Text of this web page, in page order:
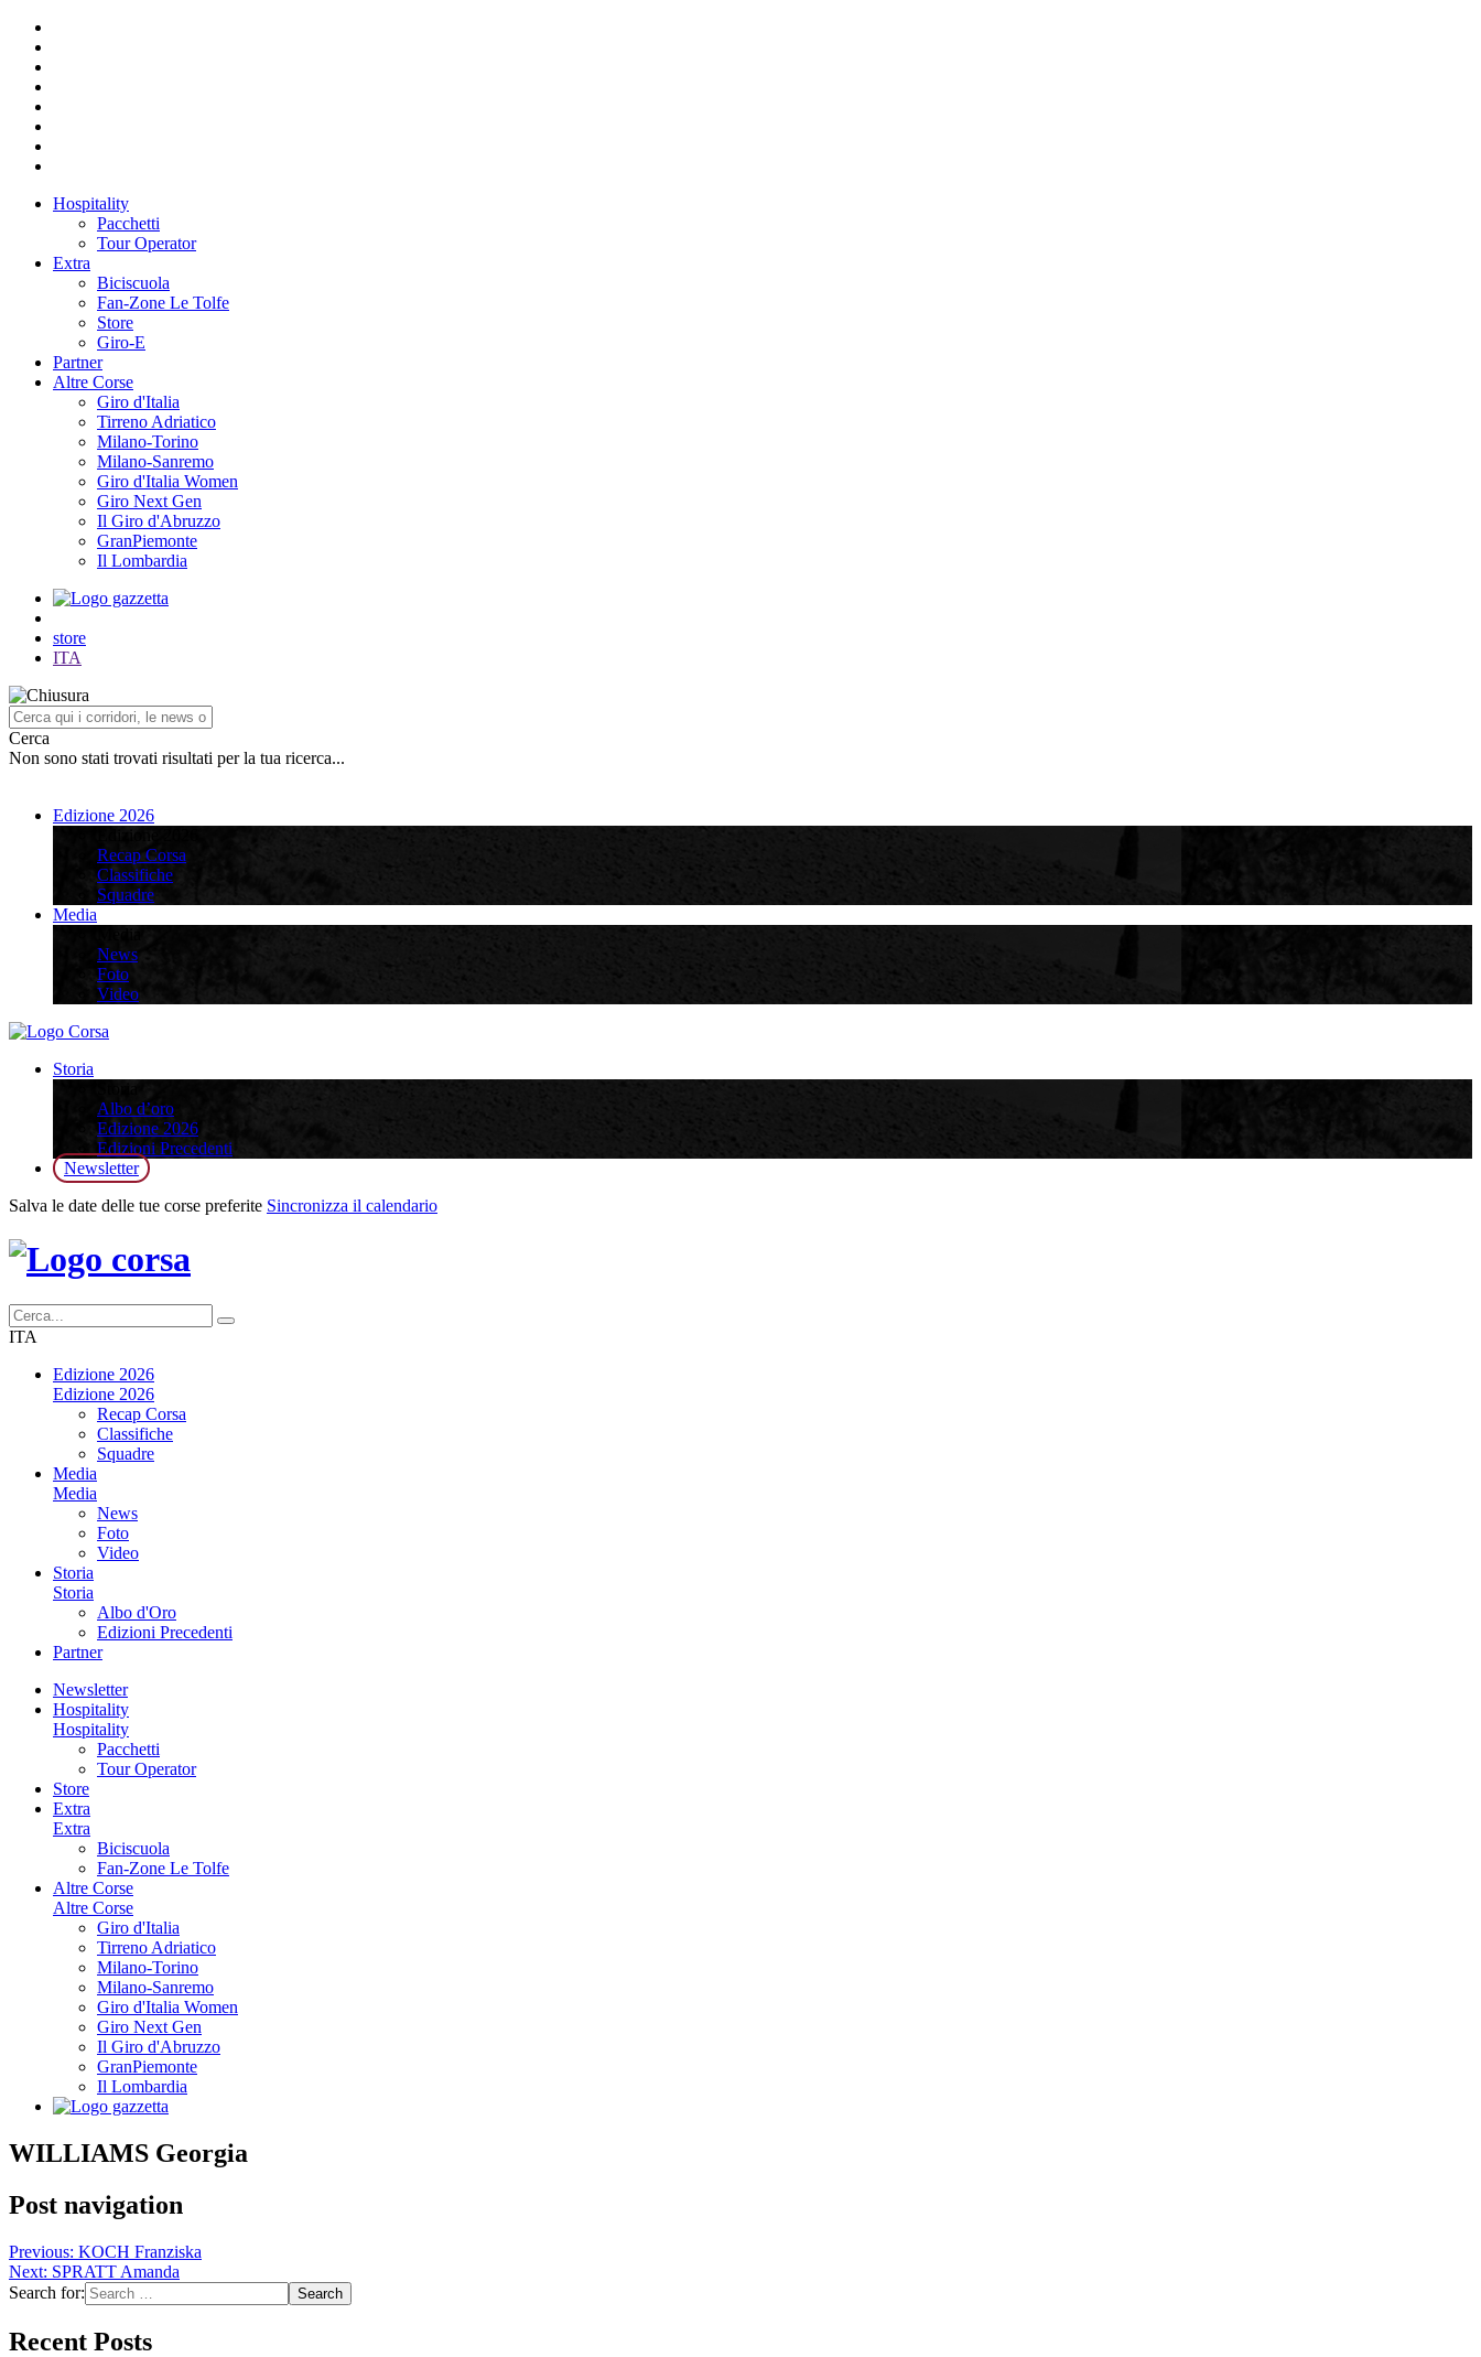
Hospitality
Pacchetti
Tour Operator
Extra
Biciscuola
Fan-Zone Le Tolfe
Store
Giro-E
Partner
Altre Corse
Giro d'Italia
Tirreno Adriatico
Milano-Torino
Milano-Sanremo
Giro d'Italia Women
Giro Next Gen
Il Giro d'Abruzzo
GranPiemonte
Il Lombardia
store
ITA
Cerca
Non sono stati trovati risultati per la tua ricerca...
Edizione 2026
Recap Corsa
Classifiche
Squadre
Media
News
Foto
Video
Storia
Albo d’oro
Edizione 2026
Edizioni Precedenti
Newsletter
Salva le date delle tue corse preferite Sincronizza il calendario
ITA
Edizione 2026
Edizione 2026
Recap Corsa
Classifiche
Squadre
Media
Media
News
Foto
Video
Storia
Storia
Albo d'Oro
Edizioni Precedenti
Partner
Newsletter
Hospitality
Hospitality
Pacchetti
Tour Operator
Store
Extra
Extra
Biciscuola
Fan-Zone Le Tolfe
Altre Corse
Altre Corse
Giro d'Italia
Tirreno Adriatico
Milano-Torino
Milano-Sanremo
Giro d'Italia Women
Giro Next Gen
Il Giro d'Abruzzo
GranPiemonte
Il Lombardia
WILLIAMS Georgia
Post navigation
Previous: KOCH Franziska
Next: SPRATT Amanda
Search for:
Recent Posts